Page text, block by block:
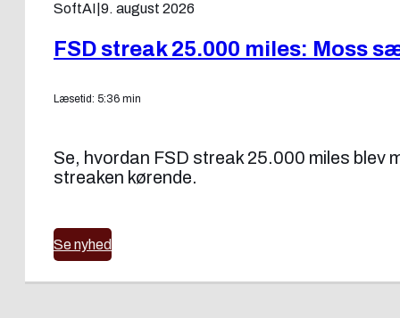
SoftAI 9. august 2026
FSD streak 25.000 miles: Moss
Læsetid: 5:36 min
Se, hvordan FSD streak 25.000 miles blev
streaken kørende.
Se nyhed